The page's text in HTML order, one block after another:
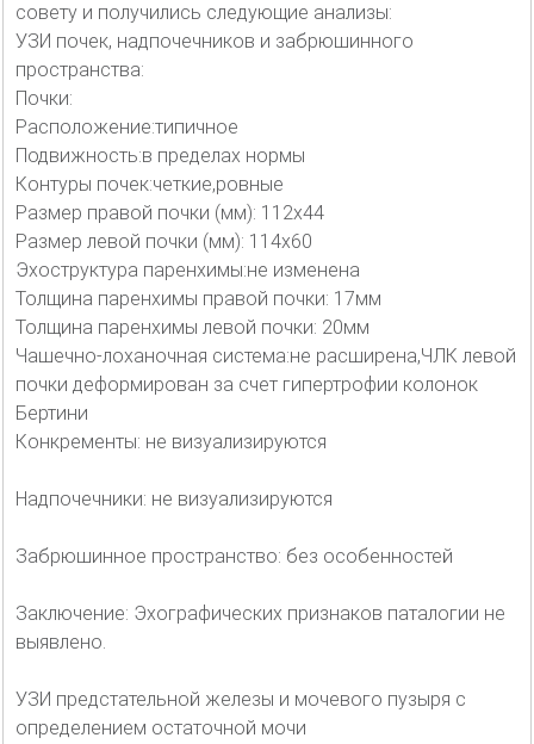
совету и получились следующие анализы:
УЗИ почек, надпочечников и забрюшинного
пространства:
Почки:
Расположение:типичное
Подвижность:в пределах нормы
Контуры почек:четкие,ровные
Размер правой почки (мм): 112х44
Размер левой почки (мм): 114х60
Эхоструктура паренхимы:не изменена
Толщина паренхимы правой почки: 17мм
Толщина паренхимы левой почки: 20мм
Чашечно-лоханочная система:не расширена,ЧЛК левой
почки деформирован за счет гипертрофии колонок
Бертини
Конкременты: не визуализируются
Надпочечники: не визуализируются
Забрюшинное пространство: без особенностей
Заключение: Эхографических признаков паталогии не
выявлено.
УЗИ предстательной железы и мочевого пузыря с
определением остаточной мочи